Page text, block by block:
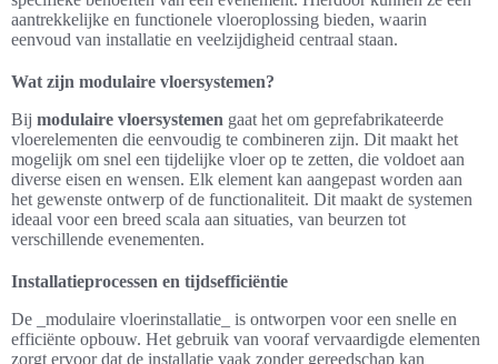
aantrekkelijke en functionele vloeroplossing bieden, waarin
eenvoud van installatie en veelzijdigheid centraal staan.
Wat zijn modulaire vloersystemen?
Bij modulaire vloersystemen gaat het om geprefabrikateerde
vloerelementen die eenvoudig te combineren zijn. Dit maakt het
mogelijk om snel een tijdelijke vloer op te zetten, die voldoet aan
diverse eisen en wensen. Elk element kan aangepast worden aan
het gewenste ontwerp of de functionaliteit. Dit maakt de systemen
ideaal voor een breed scala aan situaties, van beurzen tot
verschillende evenementen.
Installatieprocessen en tijdsefficiëntie
De _modulaire vloerinstallatie_ is ontworpen voor een snelle en
efficiënte opbouw. Het gebruik van vooraf vervaardigde elementen
zorgt ervoor dat de installatie vaak zonder gereedschap kan